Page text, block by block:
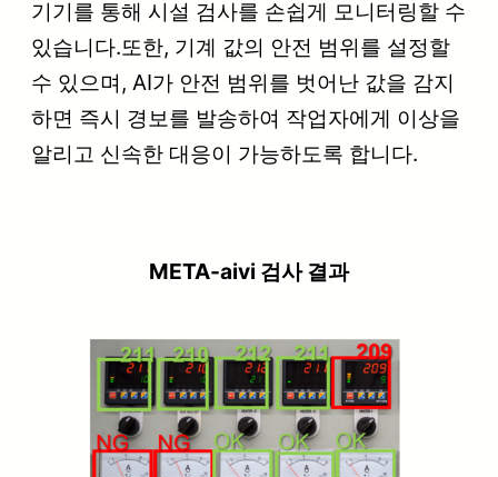
기기를 통해 시설 검사를 손쉽게 모니터링할 수
있습니다.또한, 기계 값의 안전 범위를 설정할
수 있으며, AI가 안전 범위를 벗어난 값을 감지
하면 즉시 경보를 발송하여 작업자에게 이상을
알리고 신속한 대응이 가능하도록 합니다.
META-aivi 검사 결과